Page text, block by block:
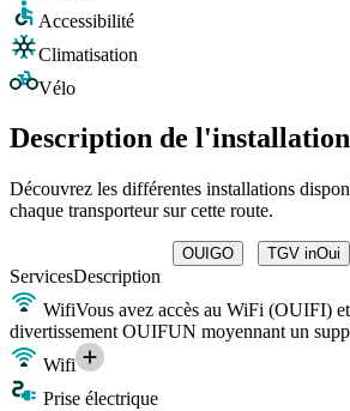
Accessibilité
Climatisation
Vélo
Description de l'installation
Découvrez les différentes installations
chaque transporteur sur cette route.
OUIGO TGV inOui
ServicesDescription
WifiVous avez accès au WiFi (OUIFI)
divertissement OUIFUN moyennant un
Wifi
Prise électrique